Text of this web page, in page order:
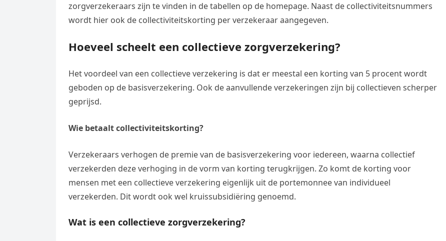
zorgverzekeraars zijn te vinden in de tabellen op de homepage. Naast de collectiviteitsnummers
wordt hier ook de collectiviteitskorting per verzekeraar aangegeven.
Hoeveel scheelt een collectieve zorgverzekering?
Het voordeel van een collectieve verzekering is dat er meestal een korting van 5 procent wordt
geboden op de basisverzekering. Ook de aanvullende verzekeringen zijn bij collectieven scherper
geprijsd.
Wie betaalt collectiviteitskorting?
Verzekeraars verhogen de premie van de basisverzekering voor iedereen, waarna collectief
verzekerden deze verhoging in de vorm van korting terugkrijgen. Zo komt de korting voor
mensen met een collectieve verzekering eigenlijk uit de portemonnee van individueel
verzekerden. Dit wordt ook wel kruissubsidiëring genoemd.
Wat is een collectieve zorgverzekering?